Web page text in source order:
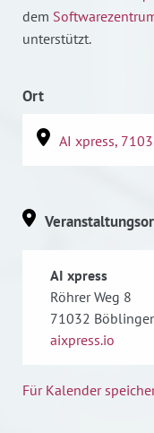
dem
unterstützt.
Ort
AI xpress,
AI xpress
Röhrer Weg 8
71032
aixpress.io
Für Kalender